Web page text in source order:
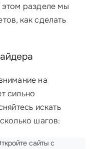
разделе мы
как сделать
на
сильно
искать
шагов:
сайты с